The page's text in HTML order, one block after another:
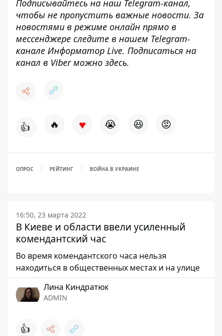
Подписывайтесь на наш Telegram-канал,
чтобы не пропустить важные новости. За
новостями в режиме онлайн прямо в
мессенджере следите в нашем Telegram-
канале Информатор Live. Подписаться на
канал в Viber можно здесь.
👍 🔥 ♥ 😭 😆 😡
ОПРОС РЕЙТИНГ ВОЙНА В УКРАИНЕ
16:50, 23 марта 2022
В Киеве и области ввели усиленный
комендантский час
Во время комендантского часа нельзя
находиться в общественных местах и на улице
Лина Киндратюк
ADMIN
👍